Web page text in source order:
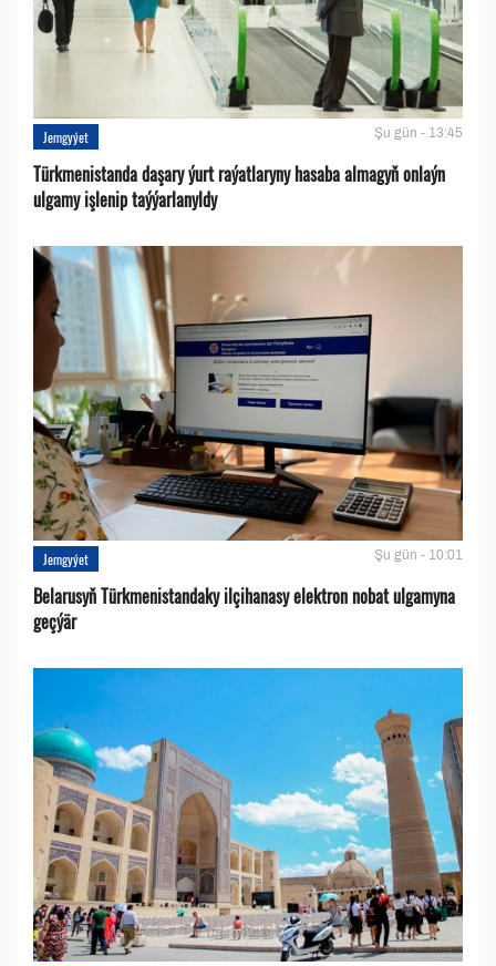
Jemgyýet Şu gün - 13:45
Türkmenistanda daşary ýurt raýatlaryny hasaba almagyň onlaýn
ulgamy işlenip taýýarlanyldy
Jemgyýet Şu gün - 10:01
Belarusyň Türkmenistandaky ilçihanasy elektron nobat ulgamyna
geçýär